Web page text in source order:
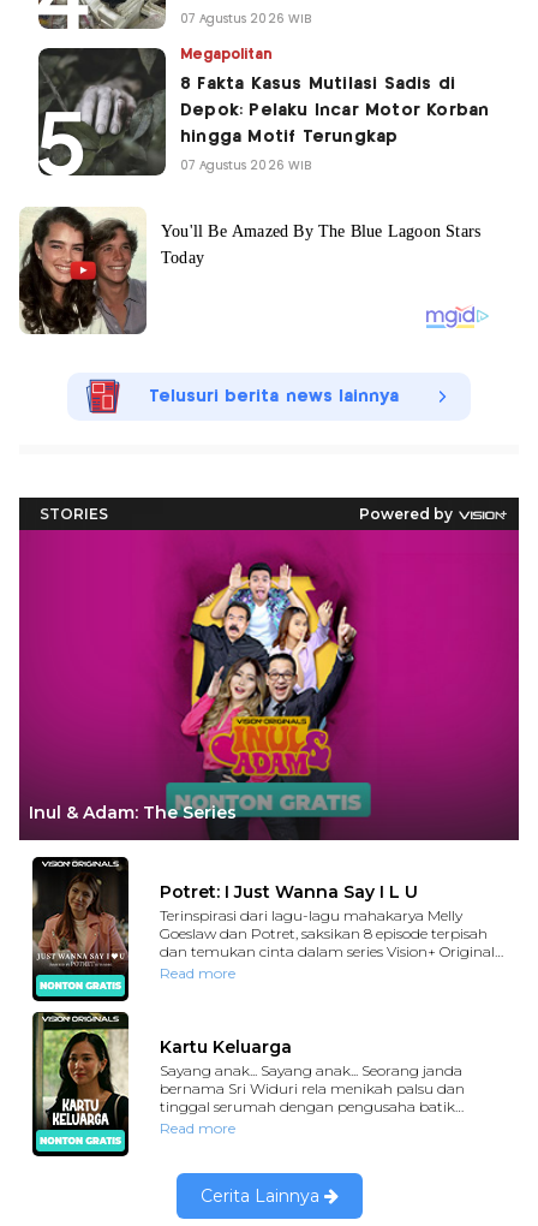
07 Agustus 2026 WIB
Megapolitan
8 Fakta Kasus Mutilasi Sadis di
Depok: Pelaku Incar Motor Korban
hingga Motif Terungkap
07 Agustus 2026 WIB
Telusuri berita news lainnya